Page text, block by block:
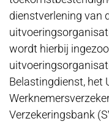
dienstverlening van
wordt hierbij
Belastingdienst, het
Verzekeringsbank